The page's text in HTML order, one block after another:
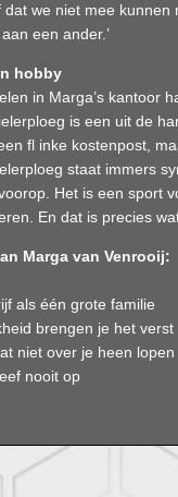
we niet mee
een ander.’
hobby
in Marga’s kantoor
is een uit de
fl inke kostenpost,
staat immers
Het is een sport
En dat is precies
Marga van Venrooij:
als één grote familie
brengen je het verst
niet over je heen lopen
nooit op